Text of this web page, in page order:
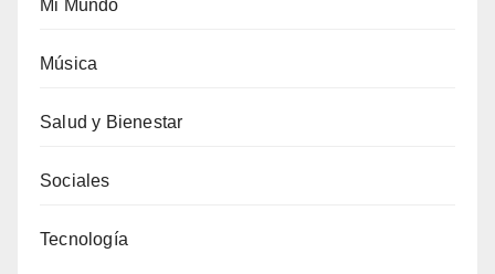
Mi Mundo
Música
Salud y Bienestar
Sociales
Tecnología